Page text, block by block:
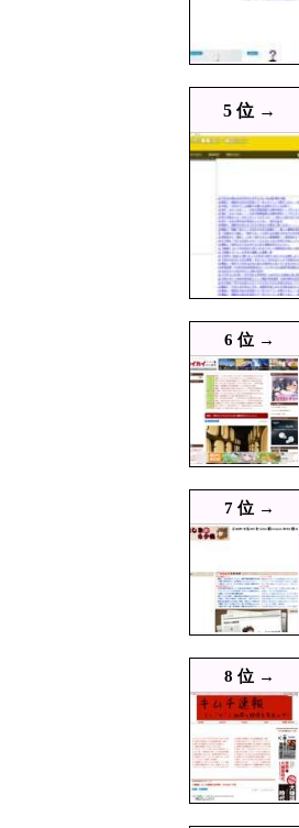
08/06 23:57
08/06 23:55
08/06 23:45
08/06 23:29
08/06 23:10
08/06 23:08
08/06 23:00
08/06 23:00
08/06 23:00
08/06 22:55
08/06 22:52
08/06 22:29
08/06 22:20
08/06 22:10
08/06 22:08
08/06 22:07
08/06 22:00
08/06 22:00
08/06 21:55
08/06 21:40
5 位 →
6 位 →
7 位 →
8 位 →